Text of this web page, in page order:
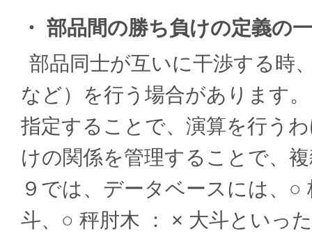
・ 部品間の勝ち負けの定義の
部品同士が互いに干渉する時
など）を行う場合があります
指定することで、演算を行う
けの関係を管理することで、
９では、データベースには、
斗、○ 秤肘木 ： × 大斗といっ